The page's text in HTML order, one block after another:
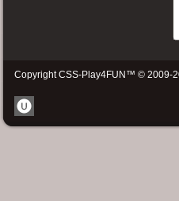
Copyright CSS-Play4FUN™ © 2009-